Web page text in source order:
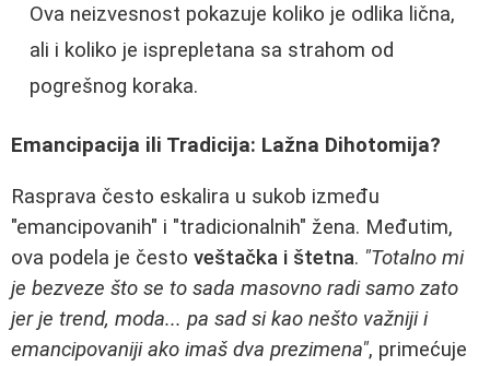
Ova neizvesnost pokazuje koliko je odlika lična,
ali i koliko je isprepletana sa strahom od
pogrešnog koraka.
Emancipacija ili Tradicija: Lažna Dihotomija?
Rasprava često eskalira u sukob između
"emancipovanih" i "tradicionalnih" žena. Međutim,
ova podela je često veštačka i štetna. "Totalno mi
je bezveze što se to sada masovno radi samo zato
jer je trend, moda... pa sad si kao nešto važniji i
emancipovaniji ako imaš dva prezimena", primećuje